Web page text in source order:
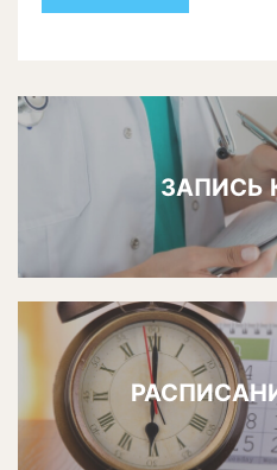
ЗАПИСЬ